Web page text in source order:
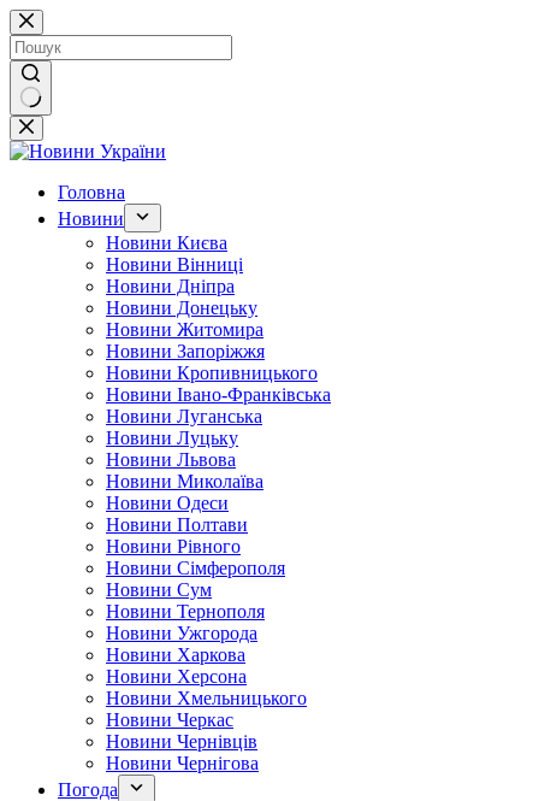
Перейти
до
вмісту
Немає
результатів
Головна
Новини
Новини Києва
Новини Вінниці
Новини Дніпра
Новини Донецьку
Новини Житомира
Новини Запоріжжя
Новини Кропивницького
Новини Івано-Франківська
Новини Луганська
Новини Луцьку
Новини Львова
Новини Миколаїва
Новини Одеси
Новини Полтави
Новини Рівного
Новини Сімферополя
Новини Сум
Новини Тернополя
Новини Ужгорода
Новини Харкова
Новини Херсона
Новини Хмельницького
Новини Черкас
Новини Чернівців
Новини Чернігова
Погода